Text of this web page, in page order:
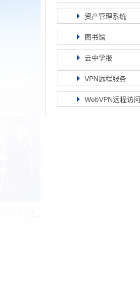
资产管理系统
图书馆
云中学报
VPN远程服务
WebVPN远程访问